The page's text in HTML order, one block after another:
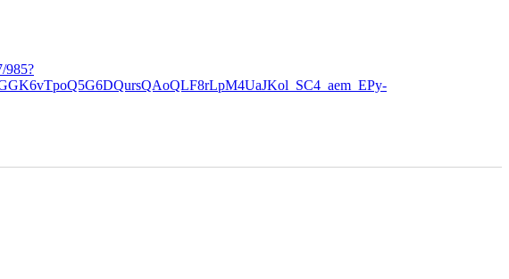
985?